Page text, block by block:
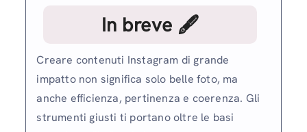
In breve 🖋
Creare contenuti Instagram di grande
impatto non significa solo belle foto, ma
anche efficienza, pertinenza e coerenza. Gli
strumenti giusti ti portano oltre le basi